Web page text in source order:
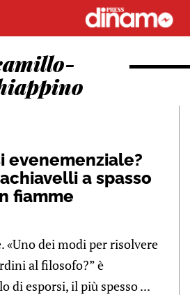
evenemenziale?
a spasso
fiamme
«Uno dei modi per risolvere
al filosofo?” è
di esporsi, il più spesso ...